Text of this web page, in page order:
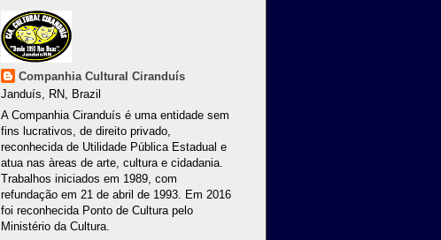
Companhia Cultural Ciranduís
Janduís, RN, Brazil
A Companhia Ciranduís é uma entidade sem
fins lucrativos, de direito privado,
reconhecida de Utilidade Pública Estadual e
atua nas àreas de arte, cultura e cidadania.
Trabalhos iniciados em 1989, com
refundação em 21 de abril de 1993. Em 2016
foi reconhecida Ponto de Cultura pelo
Ministério da Cultura.